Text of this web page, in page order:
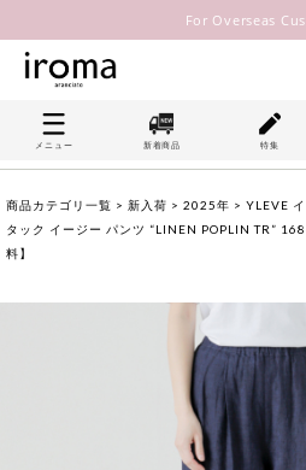
For Overseas
メニュー 新着商品 特集
商品カテゴリ一覧 > 新入荷 > 2025年 > YLEVE
タック イージー パンツ “LINEN POPLIN TR”
料】